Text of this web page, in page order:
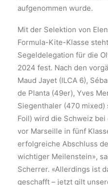
aufgenommen wurde.
Mit der Selektion von
Formula-Kite-Klasse
Segeldelegation für die
2024 fest. Nach den
Maud Jayet (ILCA 6),
de Planta (49er), Yves
Siegenthaler (470 mixed)
Foil) wird die Schweiz
vor Marseille in fünf
erfolgreiche Abschluss
wichtiger Meilenstein»,
Scherrer. «Allerdings ist
geschafft – jetzt gilt